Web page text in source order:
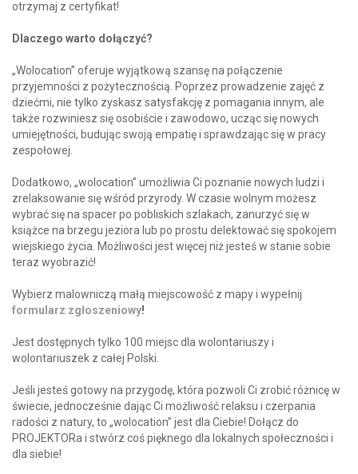
otrzymaj z certyfikat!
Dlaczego warto dołączyć?
„Wolocation” oferuje wyjątkową szansę na połączenie
przyjemności z pożytecznością. Poprzez prowadzenie zajęć z
dziećmi, nie tylko zyskasz satysfakcję z pomagania innym, ale
także rozwiniesz się osobiście i zawodowo, ucząc się nowych
umiejętności, budując swoją empatię i sprawdzając się w pracy
zespołowej.
Dodatkowo, „wolocation” umożliwia Ci poznanie nowych ludzi i
zrelaksowanie się wśród przyrody. W czasie wolnym możesz
wybrać się na spacer po pobliskich szlakach, zanurzyć się w
książce na brzegu jeziora lub po prostu delektować się spokojem
wiejskiego życia. Możliwości jest więcej niż jesteś w stanie sobie
teraz wyobrazić!
Wybierz malowniczą małą miejscowość z mapy i wypełnij
formularz zgłoszeniowy!
Jest dostępnych tylko 100 miejsc dla wolontariuszy i
wolontariuszek z całej Polski.
Jeśli jesteś gotowy na przygodę, która pozwoli Ci zrobić różnicę w
świecie, jednocześnie dając Ci możliwość relaksu i czerpania
radości z natury, to „wolocation” jest dla Ciebie! Dołącz do
PROJEKTORa i stwórz coś pięknego dla lokalnych społeczności i
dla siebie!